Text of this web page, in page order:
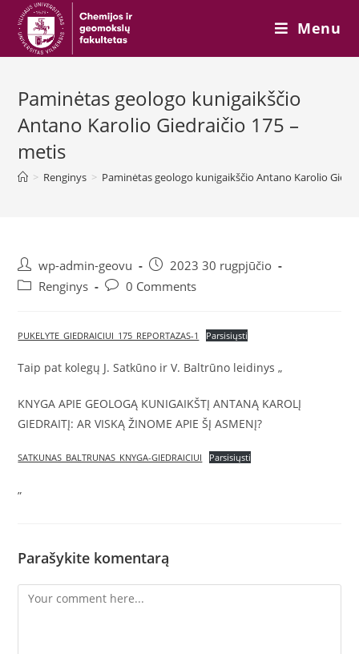
content
Menu
Paminėtas geologo kunigaikščio
Antano Karolio Giedraičio 175 –
metis
> Renginys > Paminėtas geologo kunigaikščio Antano Karolio
Post
author:
wp-admin-geovu
Post
published:
2023 30 rugpjūčio
PostRenginys
Post0 Comments
PUKELYTE_GIEDRAICIUI_175_REPORTAZAS-1 Parsisiųsti
Taip pat kolegų J. Satkūno ir V. Baltrūno leidinys „
KNYGA APIE GEOLOGĄ KUNIGAIKŠTĮ ANTANĄ KAROLĮ
GIEDRAITĮ: AR VISKĄ ŽINOME APIE ŠĮ ASMENĮ?
SATKUNAS_BALTRUNAS_KNYGA-GIEDRAICIUI Parsisiųsti
„
Parašykite komentarą
Comment